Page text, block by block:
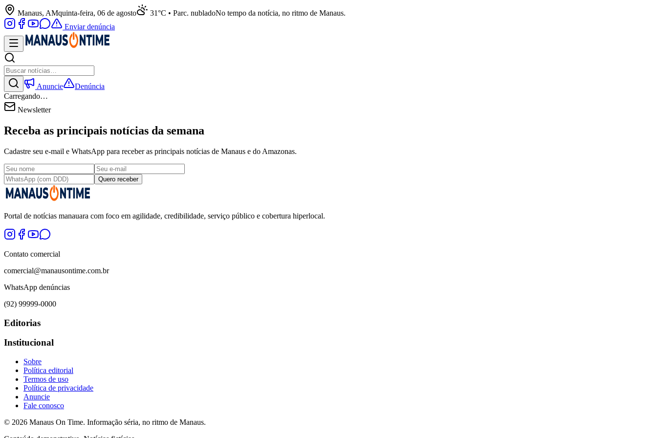
Manaus, AMquinta-feira, 06 de agosto 31°C • Parc. nubladoNo tempo da notícia, no ritmo de Manaus.
Enviar denúncia
Anuncie
Denúncia
Carregando…
Newsletter
Receba as principais notícias da semana
Cadastre seu e-mail e WhatsApp para receber as principais notícias de Manaus e do Amazonas.
Quero receber
Portal de notícias manauara com foco em agilidade, credibilidade, serviço público e cobertura hiperlocal.
Contato comercial
comercial@manausontime.com.br
WhatsApp denúncias
(92) 99999-0000
Editorias
Institucional
Sobre
Política editorial
Termos de uso
Política de privacidade
Anuncie
Fale conosco
© 2026 Manaus On Time. Informação séria, no ritmo de Manaus.